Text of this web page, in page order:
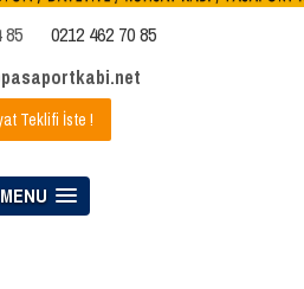
85
0212 462 70 85
Teklifi İste !
MENU